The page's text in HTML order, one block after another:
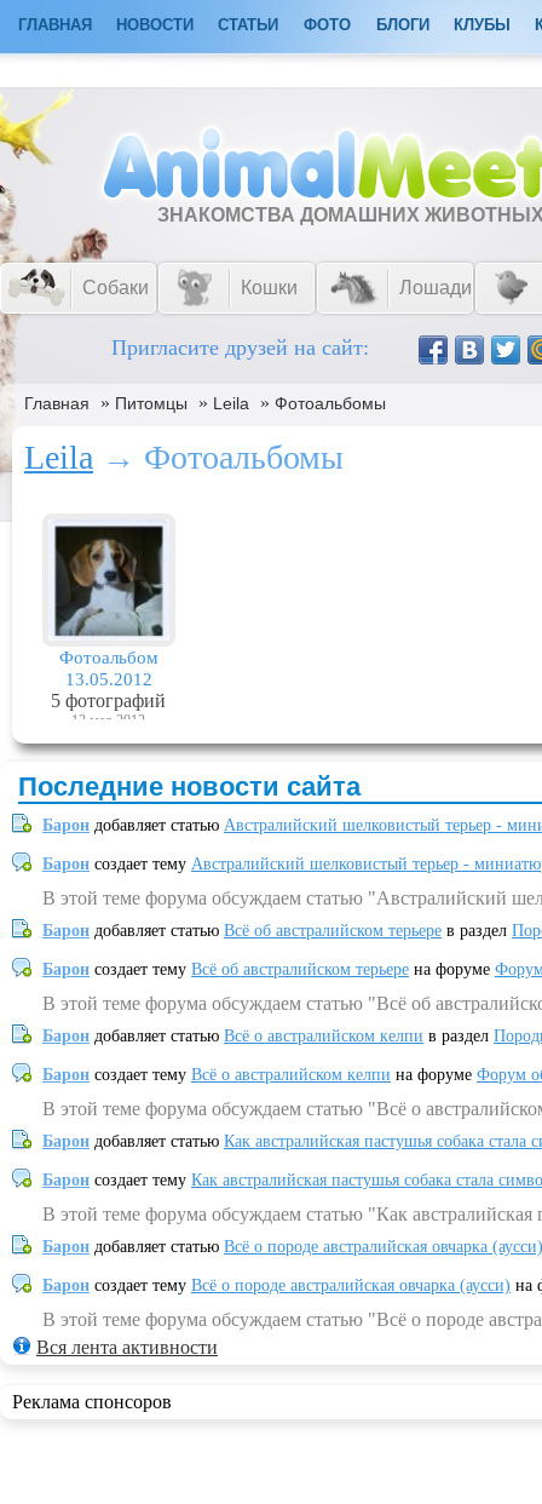
ГЛАВНАЯ НОВОСТИ СТАТЬИ ФОТО БЛОГИ КЛУБЫ
ЗНАКОМСТВА ДОМАШНИХ
Собаки Кошки Лошади
Пригласите друзей на сайт:
Главная » Питомцы » Leila » Фотоальбомы
Leila → Фотоальбомы
Фотоальбом
13.05.2012
5 фотографий
13 мая 2012
Последние новости сайта
Барон добавляет статью Австралийский шелковистый терьер -
Барон создает тему Австралийский шелковистый терьер -
В этой теме форума обсуждаем статью "Австралийский
Барон добавляет статью Всё об австралийском терьере в раздел
Барон создает тему Всё об австралийском терьере на форуме
В этой теме форума обсуждаем статью "Всё об
Барон добавляет статью Всё о австралийском келпи в раздел
Барон создает тему Всё о австралийском келпи на форуме Форум
В этой теме форума обсуждаем статью "Всё о
Барон добавляет статью Как австралийская пастушья собака
Барон создает тему Как австралийская пастушья собака стала
В этой теме форума обсуждаем статью "Как
Барон добавляет статью Всё о породе австралийская овчарка (аусси)
Барон создает тему Всё о породе австралийская овчарка (аусси) на
В этой теме форума обсуждаем статью "Всё о породе
Вся лента активности
Реклама спонсоров